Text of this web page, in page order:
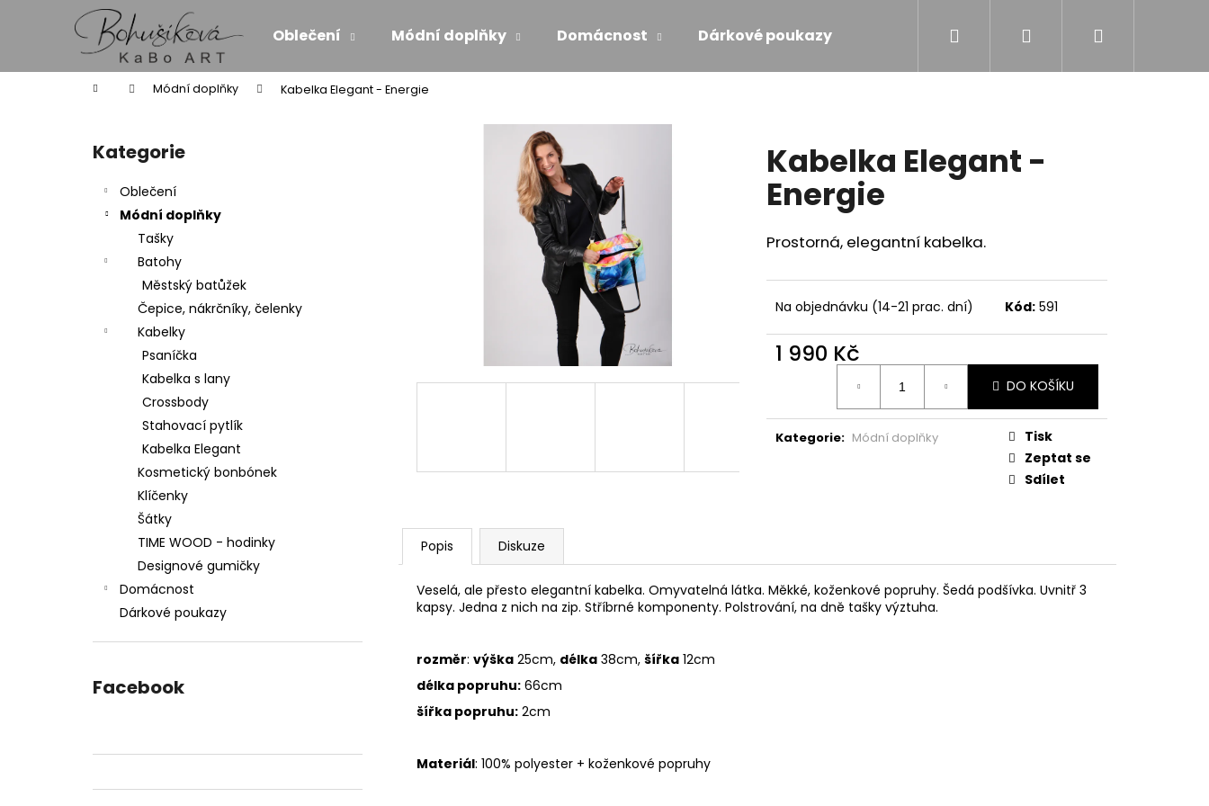
Oblečení Módní doplňky Domácnost Dárkové poukazy Obchodní podmínky Kontakty
Přihlášení
Domů Módní doplňky Kabelka Elegant - Energie
Přeskočit
kategorie
Kategorie
Oblečení
Módní doplňky
Tašky
Batohy
Městský batůžek
Čepice, nákrčníky, čelenky
Kabelky
Psaníčka
Kabelka s lany
Crossbody
Stahovací pytlík
Kabelka Elegant
Kosmetický bonbónek
Klíčenky
Šátky
TIME WOOD - hodinky
Designové gumičky
Domácnost
Dárkové poukazy
Facebook
Kabelka Elegant -
Energie
Prostorná, elegantní kabelka.
Na objednávku (14-21 prac. dní) Kód: 591
1 990 Kč
DO KOŠÍKU
Kategorie: Módní doplňky
Tisk
Zeptat se
Sdílet
Popis Diskuze
Veselá, ale přesto elegantní kabelka. Omyvatelná látka. Měkké, koženkové popruhy. Šedá podšívka. Uvnitř 3
kapsy. Jedna z nich na zip. Stříbrné komponenty. Polstrování, na dně tašky výztuha.
rozměr: výška 25cm, délka 38cm, šířka 12cm
délka popruhu: 66cm
šířka popruhu: 2cm
Materiál: 100% polyester + koženkové popruhy
í
Zpět
do
Zpět
do
Co potřebujete najít?
Doporučujeme
MAXI ŠATY - NÁDECH A VÝDECH
2 599 Kč
ŠATY S VOLÁNEM - MÁMENÍ
ŠATY PO KOLENA - TOULAVÝ BLÁZEN